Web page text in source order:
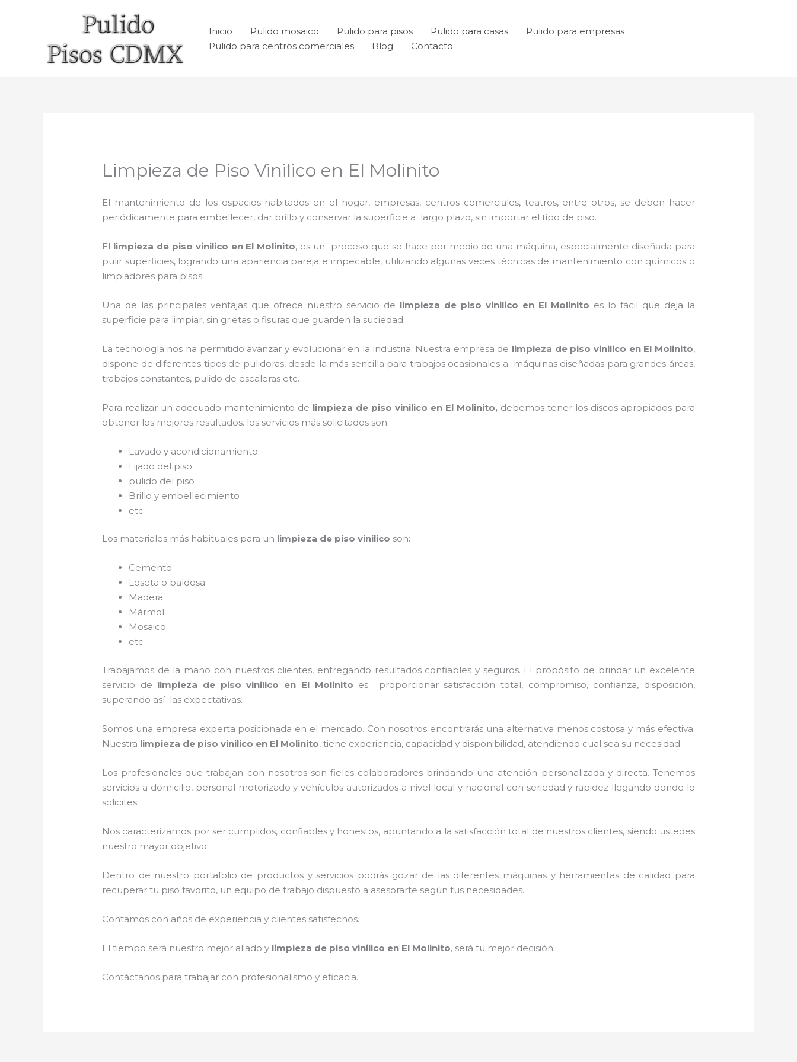
Inicio Pulido mosaico Pulido para pisos Pulido para casas
Pulido para empresas
Pulido para centros comerciales
Blog Contacto
Limpieza de Piso Vinilico en El Molinito
El mantenimiento de los espacios habitados en el hogar, empresas, centros comerciales, teatros, entre otros, se deben hacer
periódicamente para embellecer, dar brillo y conservar la superficie a largo plazo, sin importar el tipo de piso.
El limpieza de piso vinilico en El Molinito, es un proceso que se hace por medio de una máquina, especialmente diseñada para
pulir superficies, logrando una apariencia pareja e impecable, utilizando algunas veces técnicas de mantenimiento con químicos o
limpiadores para pisos.
Una de las principales ventajas que ofrece nuestro servicio de limpieza de piso vinilico en El Molinito es lo fácil que deja la
superficie para limpiar, sin grietas o fisuras que guarden la suciedad.
La tecnología nos ha permitido avanzar y evolucionar en la industria. Nuestra empresa de limpieza de piso vinilico en El Molinito,
dispone de diferentes tipos de pulidoras, desde la más sencilla para trabajos ocasionales a máquinas diseñadas para grandes áreas,
trabajos constantes, pulido de escaleras etc.
Para realizar un adecuado mantenimiento de limpieza de piso vinilico en El Molinito, debemos tener los discos apropiados para
obtener los mejores resultados. los servicios más solicitados son:
Lavado y acondicionamiento
Lijado del piso
pulido del piso
Brillo y embellecimiento
etc
Los materiales más habituales para un limpieza de piso vinilico son:
Cemento.
Loseta o baldosa
Madera
Mármol
Mosaico
etc
Trabajamos de la mano con nuestros clientes, entregando resultados confiables y seguros. El propósito de brindar un excelente
servicio de limpieza de piso vinilico en El Molinito es proporcionar satisfacción total, compromiso, confianza, disposición,
superando así las expectativas.
Somos una empresa experta posicionada en el mercado. Con nosotros encontrarás una alternativa menos costosa y más efectiva.
Nuestra limpieza de piso vinilico en El Molinito, tiene experiencia, capacidad y disponibilidad, atendiendo cual sea su necesidad.
Los profesionales que trabajan con nosotros son fieles colaboradores brindando una atención personalizada y directa. Tenemos
servicios a domicilio, personal motorizado y vehículos autorizados a nivel local y nacional con seriedad y rapidez llegando donde lo
solicites.
Nos caracterizamos por ser cumplidos, confiables y honestos, apuntando a la satisfacción total de nuestros clientes, siendo ustedes
nuestro mayor objetivo.
Dentro de nuestro portafolio de productos y servicios podrás gozar de las diferentes máquinas y herramientas de calidad para
recuperar tu piso favorito, un equipo de trabajo dispuesto a asesorarte según tus necesidades.
Contamos con años de experiencia y clientes satisfechos.
El tiempo será nuestro mejor aliado y limpieza de piso vinilico en El Molinito, será tu mejor decisión.
Contáctanos para trabajar con profesionalismo y eficacia.